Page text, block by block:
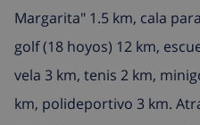
Margarita" 1.5 km, cala
golf (18 hoyos) 12 km,
vela 3 km, tenis 2 km,
km, polideportivo 3 km.